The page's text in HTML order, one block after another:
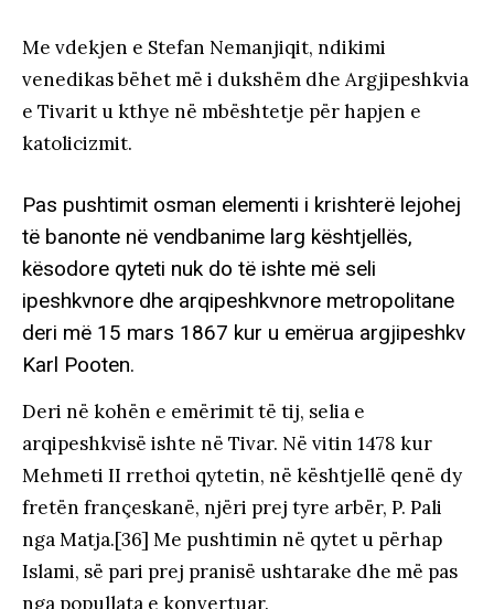
Me vdekjen e Stefan Nemanjiqit, ndikimi
venedikas bëhet më i dukshëm dhe Argjipeshkvia
e Tivarit u kthye në mbështetje për hapjen e
katolicizmit.
Pas pushtimit osman elementi i krishterë lejohej
të banonte në vendbanime larg kështjellës,
kësodore qyteti nuk do të ishte më seli
ipeshkvnore dhe arqipeshkvnore metropolitane
deri më 15 mars 1867 kur u emërua argjipeshkv
Karl Pooten.
Deri në kohën e emërimit të tij, selia e
arqipeshkvisë ishte në Tivar. Në vitin 1478 kur
Mehmeti II rrethoi qytetin, në kështjellë qenë dy
fretën françeskanë, njëri prej tyre arbër, P. Pali
nga Matja.[36] Me pushtimin në qytet u përhap
Islami, së pari prej pranisë ushtarake dhe më pas
nga popullata e konvertuar.